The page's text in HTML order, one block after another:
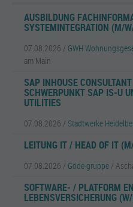
AUSBILDUNG
SYSTEMINTEGRATION (M/
07.08.2026 / GWH
am Main
SAP INHOUSE
SCHWERPUNKT SAP IS-U
UTILITIES
07.08.2026 / Stadtwerke
LEITUNG IT / HEAD OF IT
07.08.2026 / Göde-gruppe /
SOFTWARE- / PLATFORM
LEBENSVERSICHERUNG